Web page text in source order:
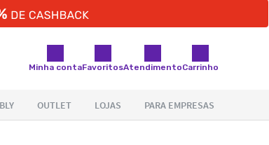
Minha contaFavoritosAtendimentoCarrinho